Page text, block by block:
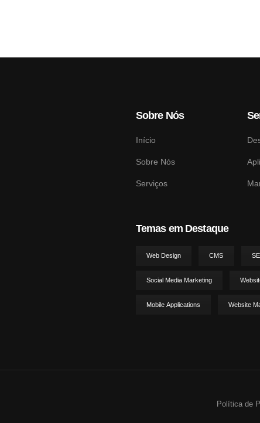
Sobre Nós
Início
Sobre Nós
Serviços
Temas em Destaque
Web Design CMS
Social Media Marketing
Mobile Applications Website
Política de